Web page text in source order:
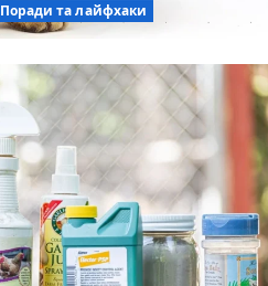
Поради та лайфхаки